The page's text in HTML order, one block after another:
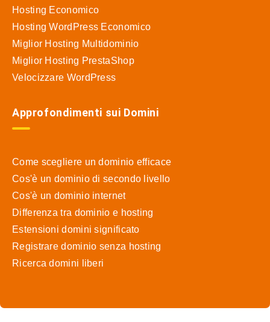
Hosting Economico
Hosting WordPress Economico
Miglior Hosting Multidominio
Miglior Hosting PrestaShop
Velocizzare WordPress
Approfondimenti sui Domini
Come scegliere un dominio efficace
Cos'è un dominio di secondo livello
Cos'è un dominio internet
Differenza tra dominio e hosting
Estensioni domini significato
Registrare dominio senza hosting
Ricerca domini liberi